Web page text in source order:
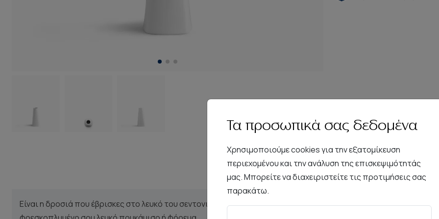
Περιγραφή Χαρακτηριστικά Συντήρηση
Είναι η δροσιά που έβρισκες στο λευκό του σεντονιού σου όταν τυλιγόσουν σε αυτό τα βράδια του καλοκαιριού.
Τα προσωπικά σας δεδομένα
Χρησιμοποιούμε cookies για την εξατομίκευση
περιεχομένου και την ανάλυση της επισκεψιμότητάς
μας. Μπορείτε να διαχειριστείτε τις προτιμήσεις σας
παρακάτω.